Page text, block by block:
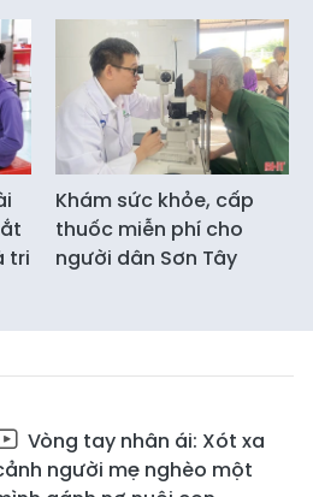
tri
Khám sức khỏe, cấp
thuốc miễn phí cho
người dân Sơn Tây
Vòng tay nhân ái: Xót xa
người mẹ nghèo một